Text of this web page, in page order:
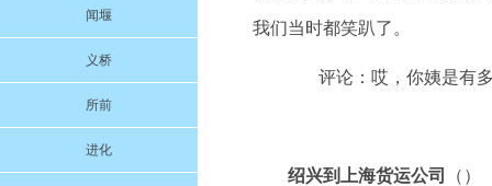
闻堰
义桥
所前
进化
我们当时都笑趴了。
评论：哎，你姨是有多
绍兴到上海货运公司 （）